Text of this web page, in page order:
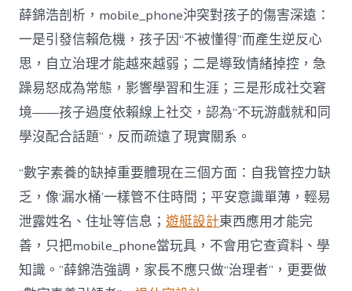
薛錦浩剖析，mobile_phone沖突對孩子的傷害深遠：
一是引發信賴危機，孩子因“不被懂得”而產生逆反心
思，自立治理才能越來越弱；二是導致情緒掉控，急
躁易怒成為常態，影響學習和生涯；三是形成社交窘
境——孩子過度依賴線上社交，認為“不玩游戲就和同
學沒配合話題”，反而疏遠了現實關系。
“數字素養的缺掉重要體現在三個方面：自我管控力缺
乏，像‘漏水桶’一樣管不住時間；平安意識單薄，輕易
泄露姓名、住址等信息；遊艇設計東西應用才能完
善，只把mobile_phone當玩具，不會用它查資料、學
知識。”薛錦浩強調，家長不應只做“治理者”，更要做